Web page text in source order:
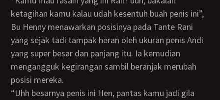
ketagihan kamu kalau udah kesentuh buah penis ini”,
Bu Henny menawarkan posisinya pada Tante Rani
yang sejak tadi tampak heran oleh ukuran penis Andi
yang super besar dan panjang itu. Ia kemudian
mengangguk kegirangan sambil beranjak merubah
posisi mereka.
“Uhh besarnya penis ini Hen, pantas kamu jadi gila